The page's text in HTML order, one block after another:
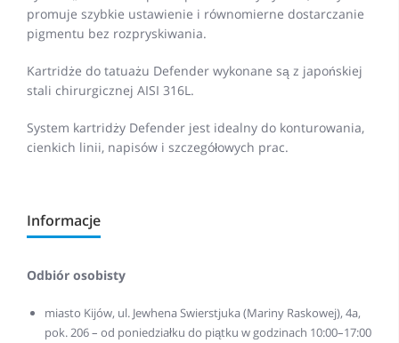
promuje szybkie ustawienie i równomierne dostarczanie
pigmentu bez rozpryskiwania.
Kartridże do tatuażu Defender wykonane są z japońskiej
stali chirurgicznej AISI 316L.
System kartridży Defender jest idealny do konturowania,
cienkich linii, napisów i szczegółowych prac.
Informacje
Odbiór osobisty
miasto Kijów, ul. Jewhena Swierstjuka (Mariny Raskowej), 4a,
pok. 206 – od poniedziałku do piątku w godzinach 10:00–17:00